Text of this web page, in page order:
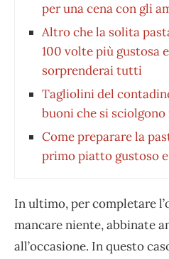
per una cena con gli
Altro che la solita
100 volte più gustosa
sorprenderai tutti
Tagliolini del
buoni che si sciolgono
Come preparare la
primo piatto gustoso
In ultimo, per completare
mancare niente, abbinate
all’occasione. In questo